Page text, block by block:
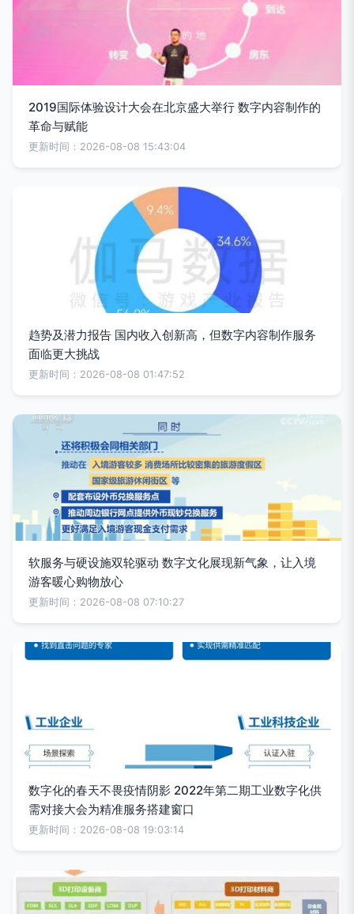
2019国际体验设计大会在北京盛大举行 数字内容制作的
革命与赋能
更新时间：2026-08-08 15:43:04
趋势及潜力报告 国内收入创新高，但数字内容制作服务
面临更大挑战
更新时间：2026-08-08 01:47:52
软服务与硬设施双轮驱动 数字文化展现新气象，让入境
游客暖心购物放心
更新时间：2026-08-08 07:10:27
数字化的春天不畏疫情阴影 2022年第二期工业数字化供
需对接大会为精准服务搭建窗口
更新时间：2026-08-08 19:03:14